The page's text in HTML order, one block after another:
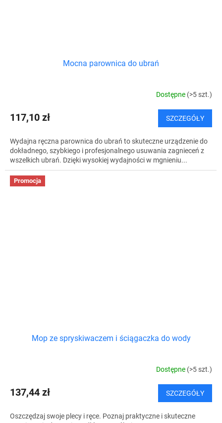
Mocna parownica do ubrań
Dostępne (>5 szt.)
117,10 zł SZCZEGÓŁY
Wydajna ręczna parownica do ubrań to skuteczne urządzenie do
dokładnego, szybkiego i profesjonalnego usuwania zagnieceń z
wszelkich ubrań. Dzięki wysokiej wydajności w mgnieniu...
Promocja
Mop ze spryskiwaczem i ściągaczka do wody
Dostępne (>5 szt.)
137,44 zł SZCZEGÓŁY
Oszczędzaj swoje plecy i ręce. Poznaj praktyczne i skuteczne